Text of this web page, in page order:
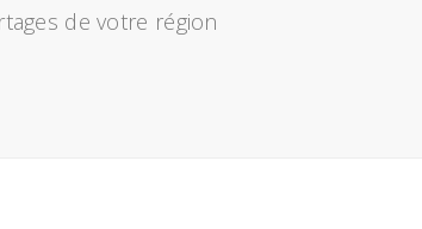
de votre région